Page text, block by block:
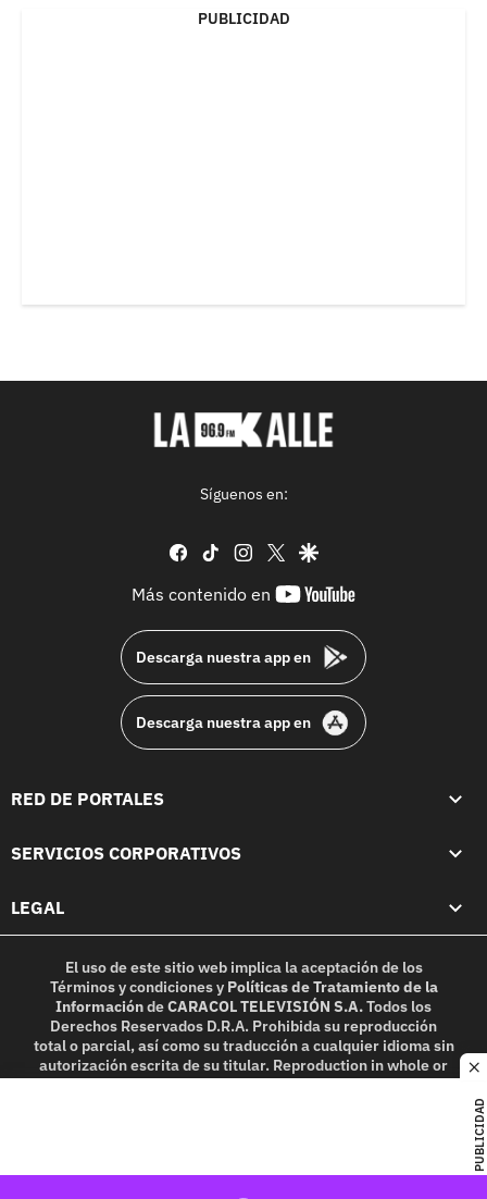
PUBLICIDAD
PUBLICIDAD
Síguenos en:
facebook
tiktok instagram
twittergoogle
Más contenido en
youtube-
Descarga nuestra app en
Descarga nuestra app en
RED DE PORTALES
SERVICIOS CORPORATIVOS
LEGAL
El uso de este sitio web implica la aceptación de los
Términos y condicionesy Políticas de Tratamiento de la
InformacióndeCARACOL TELEVISIÓN S.A.Todos los
Derechos Reservados D.R.A. Prohibida su reproducción
total o parcial, así como su traducción a cualquier idioma sin
autorización escrita de su titular. Reproduction in whole or
in part, or translation without written permission is